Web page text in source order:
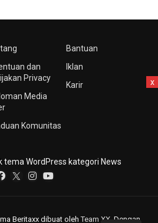
dan
Privacy
Media
Komunitas
Bantuan
Iklan
Karir
tema WordPress kategori News
Beritaxx dibuat olehTeam XX . Dengan
x